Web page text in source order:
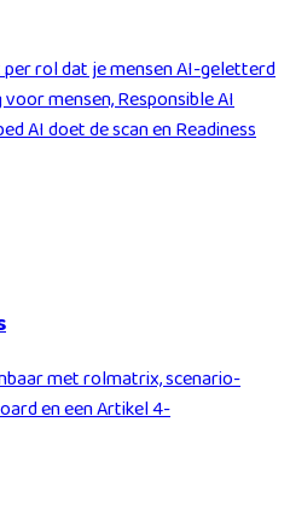
rol dat je mensen AI-geletterd
mensen, Responsible AI
AI doet de scan en Readiness
met rolmatrix, scenario-
en een Artikel 4-